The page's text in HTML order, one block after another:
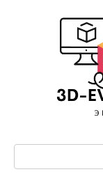
Поиск: